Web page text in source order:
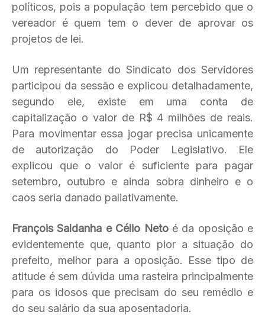
políticos, pois a população tem percebido que o
vereador é quem tem o dever de aprovar os
projetos de lei.
Um representante do Sindicato dos Servidores
participou da sessão e explicou detalhadamente,
segundo ele, existe em uma conta de
capitalização o valor de R$ 4 milhões de reais.
Para movimentar essa jogar precisa unicamente
de autorização do Poder Legislativo. Ele
explicou que o valor é suficiente para pagar
setembro, outubro e ainda sobra dinheiro e o
caos seria danado paliativamente.
François Saldanha e Célio Netoé da oposição e
evidentemente que, quanto pior a situação do
prefeito, melhor para a oposição. Esse tipo de
atitude é sem dúvida uma rasteira principalmente
para os idosos que precisam do seu remédio e
do seu salário da sua aposentadoria.